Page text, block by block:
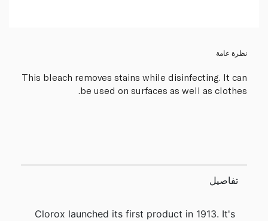
نظرة عامة
This bleach removes stains while disinfecting. It can
be used on surfaces as well as clothes.
تفاصيل
Clorox launched its first product in 1913. It's